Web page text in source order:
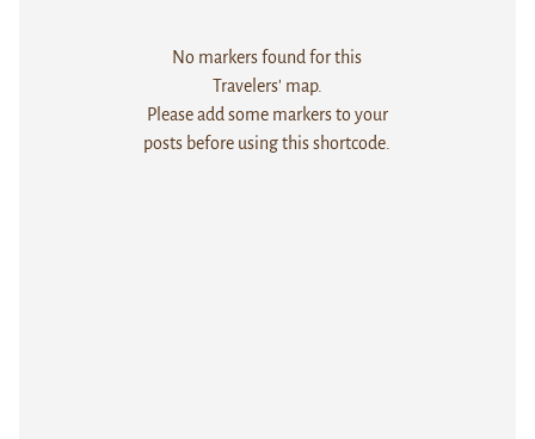
No markers found for this
Travelers' map.
Please add some markers to your
posts before using this shortcode.